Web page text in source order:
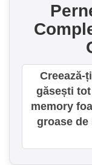
Creează-
găsești
memory
groase